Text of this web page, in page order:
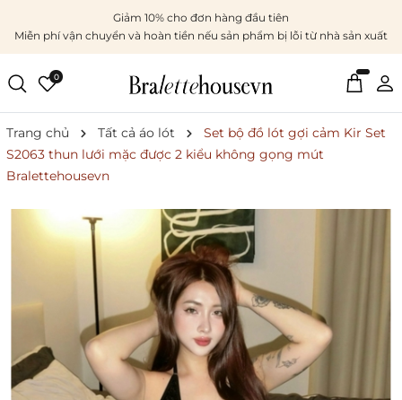
Giảm 10% cho đơn hàng đầu tiên
Miễn phí vận chuyển và hoàn tiền nếu sản phẩm bị lỗi từ nhà sản xuất
0
Trang chủ Tất cả áo lót
Set bộ đồ lót gợi cảm Kir Set
S2063 thun lưới mặc được 2 kiểu không gọng mút
Bralettehousevn